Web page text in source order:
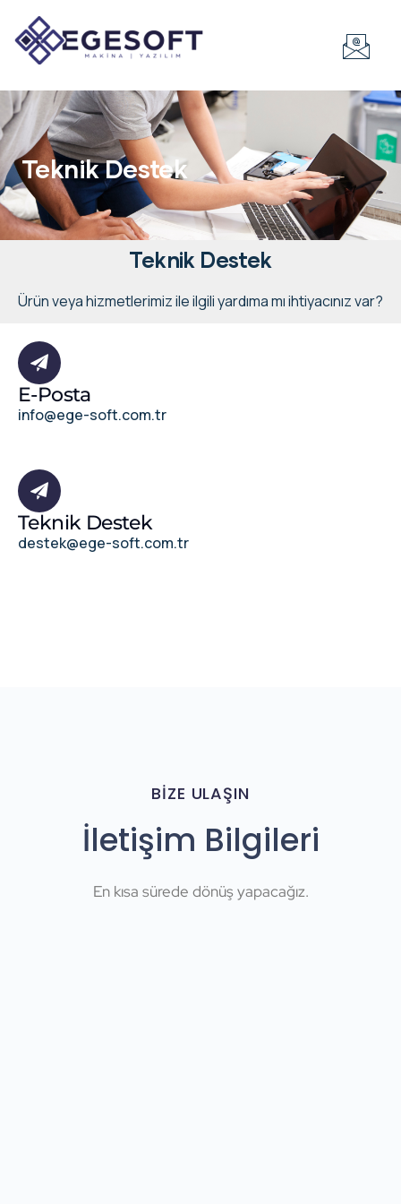
Teknik Destek
Teknik Destek
Ürün veya hizmetlerimiz ile ilgili yardıma mı ihtiyacınız var?
E-Posta
info@ege-soft.com.tr
Teknik Destek
destek@ege-soft.com.tr
BIZE ULAŞIN
İletişim Bilgileri
En kısa sürede dönüş yapacağız.